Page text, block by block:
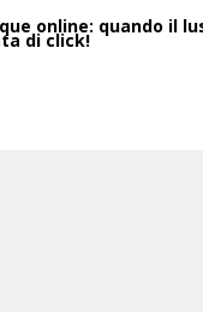
online: quando il
di click!